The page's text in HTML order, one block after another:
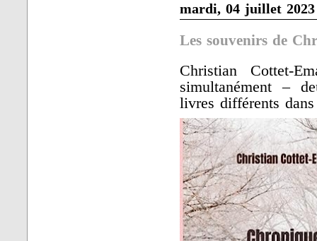
mardi, 04 juillet 2023
Les souvenirs de
Christian Cottet-
simultanément –
livres différents